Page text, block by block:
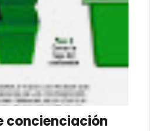
concienciación